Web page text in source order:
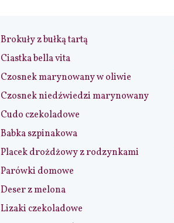
Brokuły z bułką tartą
Ciastka bella vita
Czosnek marynowany w oliwie
Czosnek niedźwiedzi marynowany
Cudo czekoladowe
Babka szpinakowa
Placek drożdżowy z rodzynkami
Parówki domowe
Deser z melona
Lizaki czekoladowe